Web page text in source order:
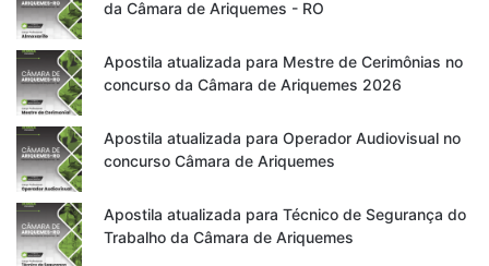
da Câmara de Ariquemes - RO
Apostila atualizada para Mestre de Cerimônias no
concurso da Câmara de Ariquemes 2026
Apostila atualizada para Operador Audiovisual no
concurso Câmara de Ariquemes
Apostila atualizada para Técnico de Segurança do
Trabalho da Câmara de Ariquemes